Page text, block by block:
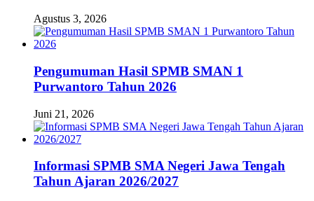
Agustus 3, 2026
Pengumuman Hasil SPMB SMAN 1
Purwantoro Tahun 2026
Juni 21, 2026
Informasi SPMB SMA Negeri Jawa Tengah
Tahun Ajaran 2026/2027